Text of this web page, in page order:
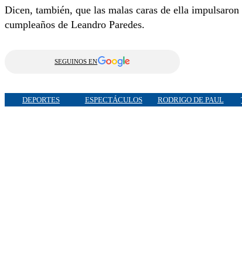
Dicen, también, que las malas caras de ella
cumpleaños de Leandro Paredes.
SEGUINOS EN
DEPORTES ESPECTÁCULOS RODRIGO DE PAUL